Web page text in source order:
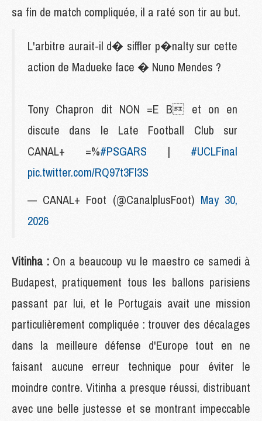
sa fin de match compliquée, il a raté son tir au but.
L'arbitre aurait-il d� siffler p�nalty sur cette
action de Madueke face � Nuno Mendes ?
Tony Chapron dit NON =E B et on en
discute dans le Late Football Club sur
CANAL+ =%#PSGARS | #UCLFinal
pic.twitter.com/RQ97t3Fl3S
— CANAL+ Foot (@CanalplusFoot) May 30,
2026
Vitinha : On a beaucoup vu le maestro ce samedi à
Budapest, pratiquement tous les ballons parisiens
passant par lui, et le Portugais avait une mission
particulièrement compliquée : trouver des décalages
dans la meilleure défense d'Europe tout en ne
faisant aucune erreur technique pour éviter le
moindre contre. Vitinha a presque réussi, distribuant
avec une belle justesse et se montrant impeccable